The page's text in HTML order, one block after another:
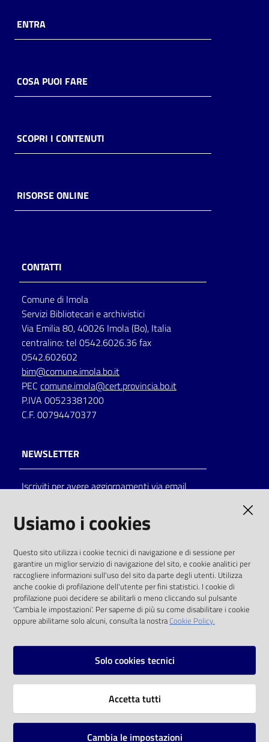
ENTRA
COSA PUOI FARE
SCOPRI I CONTENUTI
RISORSE ONLINE
CONTATTI
Comune di Imola
Servizi Bibliotecari e archivistici
Via Emilia 80, 40026 Imola (Bo), Italia
centralino: tel 0542.6026.36 fax
0542.602602
bim@comune.imola.bo.it
PEC comune.imola@cert.provincia.bo.it
P.IVA 00523381200
C.F. 00794470377
NEWSLETTER
Iscriviti per avere aggiornamenti via email
solo alle condizioni previste dalla direttiva
comunitaria 2003/98/CE e dal d.lgs. 36/2006
SOCIAL
Instagram
Vai alla pagina
Usiamo i cookies
Questo sito utilizza i cookie tecnici di navigazione e di sessione per
garantire un miglior servizio di navigazione del sito, e cookie analitici per
raccogliere informazioni sull'uso del sito da parte degli utenti. Utilizza
anche cookie di profilazione dell'utente per fini statistici. I cookie di
profilazione puoi decidere se abilitarli o meno cliccando sul pulsante
'Cambia le impostazioni'. Per saperne di più su come disabilitare i cookie
oppure abilitarne solo alcuni, consulta la nostraCookie Policy.
Solo cookies tecnici
Accetta tutti
Cambia le impostazioni